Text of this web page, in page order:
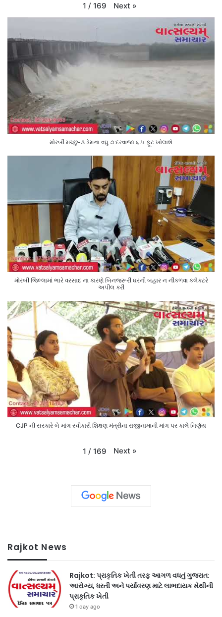
1 / 169 Next »
મોરબી મચ્છુ-૩ ડેમના વઘુ ૭ દરવાજા ૬.૫ ફૂટ ખોલાશે
મોરબી જિલ્લામાં ભારે વરસાદ ના કારણે બિનજરૂરી ઘરની બહાર ન નીકળવા કલેક્ટરે
અપીલ કરી
CJP ની સરકારે બે માંગ સ્વીકારી શિક્ષણ મંત્રીના રાજીનામાની માંગ પર કાલે નિર્ણય
1 / 169 Next »
Rajkot News
Rajkot: પ્રાકૃતિક ખેતી તરફ આગળ વધતું ગુજરાત:
આરોગ્ય, ધરતી અને પર્યાવરણ માટે લાભદાયક મેથીની
પ્રાકૃતિક ખેતી
1 day ago